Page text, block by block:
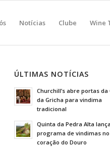
Notícias Clube Wine
ÚLTIMAS NOTÍCIAS
Churchill’s abre portas da
da Gricha para vindima
tradicional
Quinta da Pedra Alta lança
programa de vindimas no
coração do Douro